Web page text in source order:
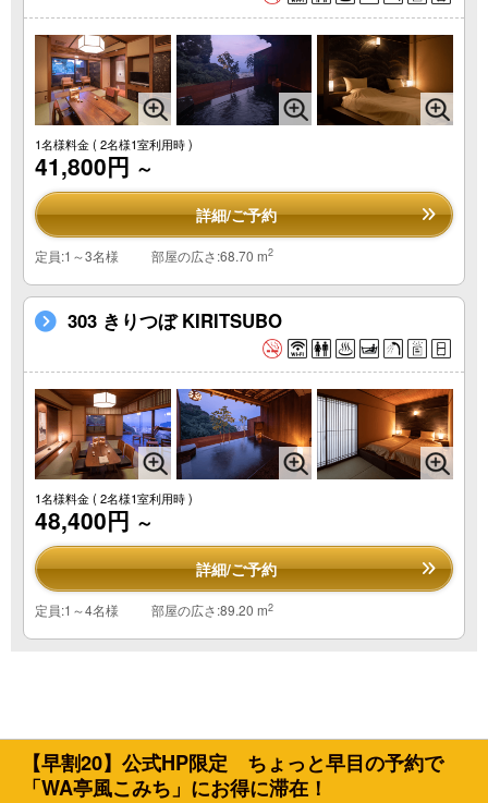
1名様料金( 2名様1室利用時 )
41,800円 ～
詳細/ご予約
定員:1～3名様 部屋の広さ:68.70 m2
303 きりつぼ KIRITSUBO
1名様料金( 2名様1室利用時 )
48,400円 ～
詳細/ご予約
定員:1～4名様 部屋の広さ:89.20 m2
【早割20】公式HP限定 ちょっと早目の予約で
「WA亭風こみち」にお得に滞在！